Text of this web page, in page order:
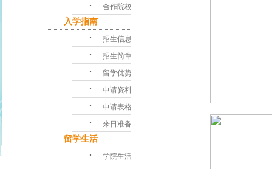
･ 合作院校
入学指南
･ 招生信息
･ 招生简章
･ 留学优势
･ 申请资料
･ 申请表格
･ 来日准备
留学生活
･ 学院生活